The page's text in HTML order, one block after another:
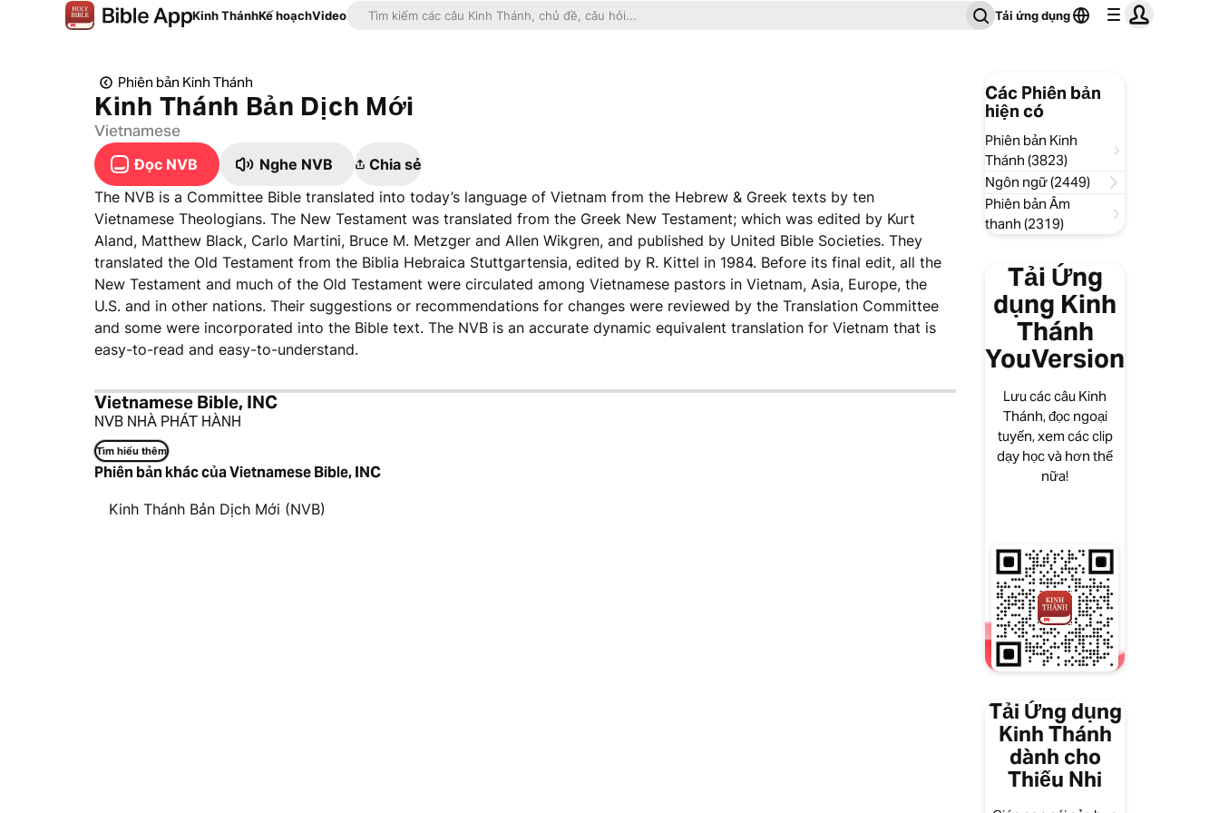
Kinh ThánhKế hoạchVideo Tải ứng dụng
Phiên bản Kinh Thánh
Kinh Thánh Bản Dịch Mới
Vietnamese
Đọc NVB Nghe NVB
Chia sẻ
The NVB is a Committee Bible translated into today’s language of Vietnam from the Hebrew & Greek texts by ten
Vietnamese Theologians. The New Testament was translated from the Greek New Testament; which was edited by Kurt
Aland, Matthew Black, Carlo Martini, Bruce M. Metzger and Allen Wikgren, and published by United Bible Societies. They
translated the Old Testament from the Biblia Hebraica Stuttgartensia, edited by R. Kittel in 1984. Before its final edit, all the
New Testament and much of the Old Testament were circulated among Vietnamese pastors in Vietnam, Asia, Europe, the
U.S. and in other nations. Their suggestions or recommendations for changes were reviewed by the Translation Committee
and some were incorporated into the Bible text. The NVB is an accurate dynamic equivalent translation for Vietnam that is
easy-to-read and easy-to-understand.
Vietnamese Bible, INC
NVB NHÀ PHÁT HÀNH
Tìm hiểu thêm
Phiên bản khác của Vietnamese Bible, INC
Kinh Thánh Bản Dịch Mới (NVB)
Các Phiên bản
hiện có
Phiên bản Kinh
Thánh (3823)
Ngôn ngữ (2449)
Phiên bản Âm
thanh (2319)
Tải Ứng
dụng Kinh
Thánh
YouVersion
Lưu các câu Kinh
Thánh, đọc ngoại
tuyến, xem các clip
dạy học và hơn thế
nữa!
Tải Ứng dụng
Kinh Thánh
dành cho
Thiếu Nhi